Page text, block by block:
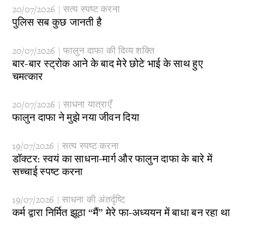
20/07/2026 | सत्य स्पष्ट करना
​पुलिस सब कुछ जानती है
20/07/2026 | फालुन दाफा की दिव्य शक्ति
​बार-बार स्ट्रोक आने के बाद मेरे छोटे भाई के साथ हुए
चमत्कार
20/07/2026 | साधना यात्राएँ
​फालुन दाफा ने मुझे नया जीवन दिया
19/07/2026 | सत्य स्पष्ट करना
​डॉक्टर: स्वयं का साधना-मार्ग और फालुन दाफा के बारे में
सच्चाई स्पष्ट करना
19/07/2026 | साधना की अंतर्दृष्टि
​कर्म द्वारा निर्मित झूठा “मैं” मेरे फा-अध्ययन में बाधा बन रहा था